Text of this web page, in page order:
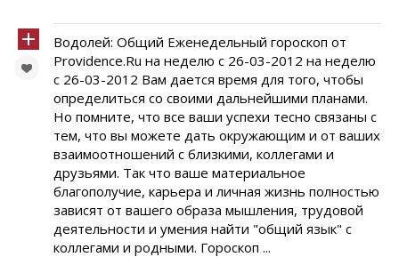
Водолей: Общий Еженедельный гороскоп от
Providence.Ru на неделю с 26-03-2012 на неделю
с 26-03-2012 Вам дается время для того, чтобы
определиться со своими дальнейшими планами.
Но помните, что все ваши успехи тесно связаны с
тем, что вы можете дать окружающим и от ваших
взаимоотношений с близкими, коллегами и
друзьями. Так что ваше материальное
благополучие, карьера и личная жизнь полностью
зависят от вашего образа мышления, трудовой
деятельности и умения найти "общий язык" с
коллегами и родными. Гороскоп ...